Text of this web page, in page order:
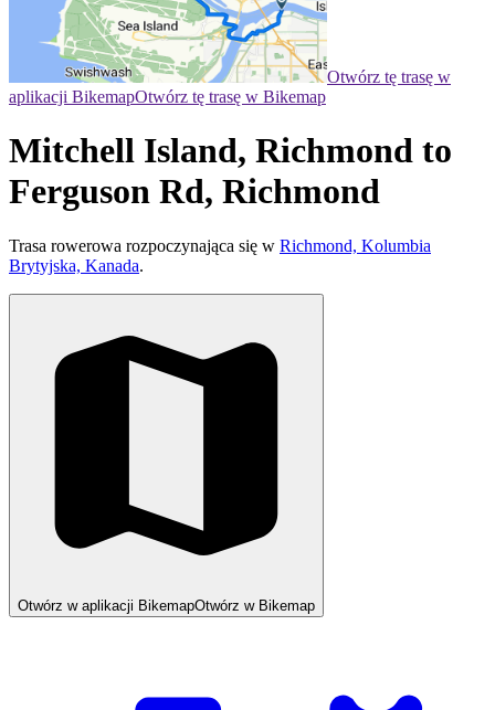
Otwórz tę trasę w
aplikacji BikemapOtwórz tę trasę w Bikemap
Mitchell Island, Richmond to
Ferguson Rd, Richmond
Trasa rowerowa rozpoczynająca się w Richmond, Kolumbia
Brytyjska, Kanada.
Otwórz w aplikacji BikemapOtwórz w Bikemap